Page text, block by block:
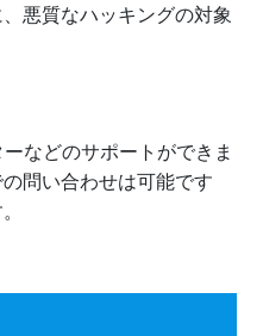
悪質なハッキングの対象
などのサポートができま
問い合わせは可能です